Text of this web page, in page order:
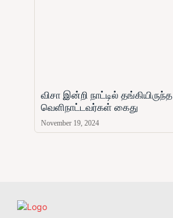
விசா இன்றி நாட்டில் தங்கியிருந்த
வெளிநாட்டவர்கள் கைது
November 19, 2024